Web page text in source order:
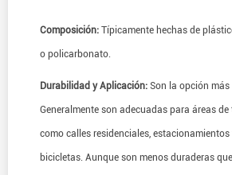
Composición: Típicamente hechas de
o policarbonato.
Durabilidad y Aplicación: Son la opción
Generalmente son adecuadas para áreas
como calles residenciales, estacionamientos
bicicletas. Aunque son menos duraderas